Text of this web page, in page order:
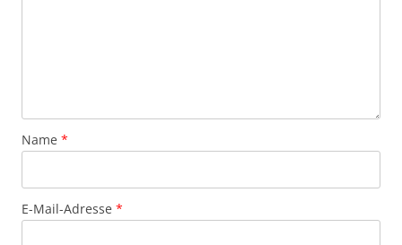
Name *
E-Mail-Adresse *